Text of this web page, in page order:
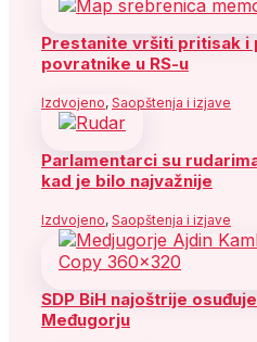
Prestanite vršiti pritisak i
povratnike u RS-u
Izdvojeno, Saopštenja i izjave
Parlamentarci su
kad je bilo najvažnije
Izdvojeno, Saopštenja i izjave
SDP BiH najoštrije
Međugorju